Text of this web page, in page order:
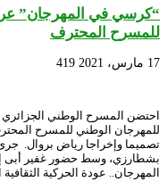
للمسرح المحترف
17 مارس، 2021 419
احتضن المسرح الوطني الجزائري
للمهرجان الوطني للمسرح
تصميما وإخراجا رياض بروال.
بشطارزي، وسط حضور غفير أبى
المهرجان.. عودة الحركية